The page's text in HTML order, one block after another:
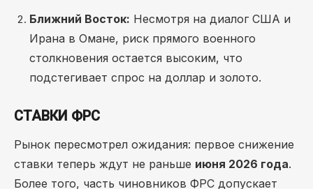
Ближний Восток: Несмотря на диалог США и
Ирана в Омане, риск прямого военного
столкновения остается высоким, что
подстегивает спрос на доллар и золото.
СТАВКИ ФРС
Рынок пересмотрел ожидания: первое снижение
ставки теперь ждут не раньше июня 2026 года.
Более того, часть чиновников ФРС допускает